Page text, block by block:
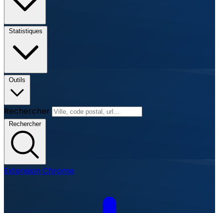
Statistiques
Outils
Rechercher
Rechercher
Extension Chrome